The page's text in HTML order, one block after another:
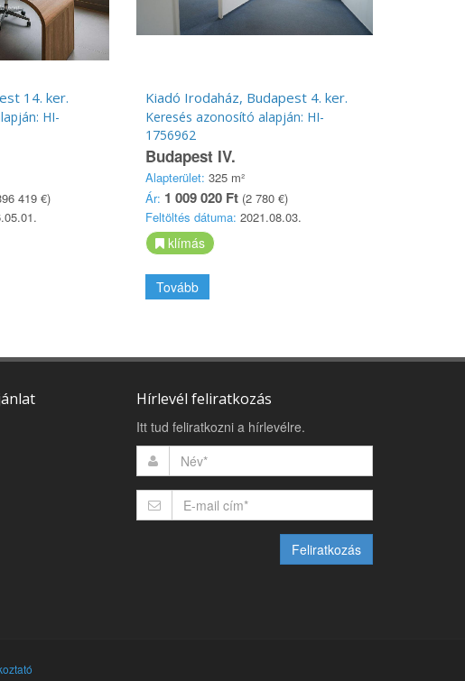
14. ker.
HI-
419 €)
Kiadó Irodaház, Budapest 4. ker.
Keresés azonosító alapján: HI-
1756962
Budapest IV.
Alapterület: 325 m²
Ár: 1 009 020 Ft(2 780 €)
Feltöltés dátuma: 2021.08.03.
klímás
Tovább
Hírlevél feliratkozás
Itt tud feliratkozni a hírlevélre.
Feliratkozás